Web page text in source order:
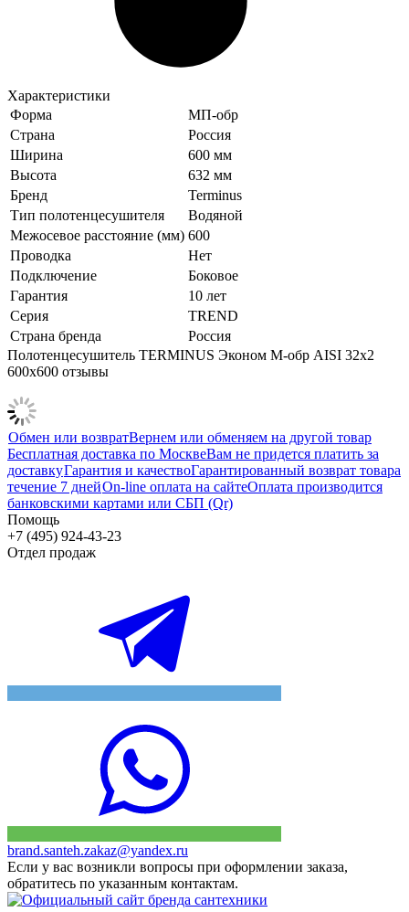
Характеристики
Форма
МП-обр
Страна
Россия
Ширина
600 мм
Высота
632 мм
Бренд
Terminus
Тип полотенцесушителя
Водяной
Межосевое расстояние (мм) 600
Проводка
Нет
Подключение
Боковое
Гарантия
10 лет
Серия
TREND
Страна бренда
Россия
Полотенцесушитель TERMINUS Эконом М-обр AISI 32х2
600х600 отзывы
Обмен или возвратВернем или обменяем на другой товар
Бесплатная доставка по МосквеВам не придется платить за
доставкуГарантия и качествоГарантированный возврат товара
течение 7 днейOn-line оплата на сайтеОплата производится
банковскими картами или СБП (Qr)
Помощь
+7 (495) 924-43-23
Отдел продаж
brand.santeh.zakaz@yandex.ru
Если у вас возникли вопросы при оформлении заказа,
обратитесь по указанным контактам.